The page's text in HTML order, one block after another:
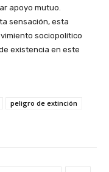
apoyo mutuo.
sensación, esta
sociopolítico
existencia en este
peligro de extinción